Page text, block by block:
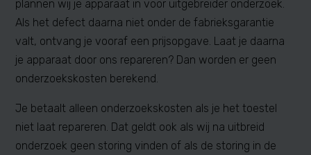
plannen wij je apparaat in voor uitgebreider onderzoek.
Als het defect daarna niet onder de fabrieksgarantie
valt, ontvang je vooraf een prijsopgave. Laat je daarna
je apparaat door ons repareren? Dan worden er geen
onderzoekskosten berekend.
Je betaalt alleen onderzoekskosten als je het toestel
niet laat repareren. Dat geldt ook als wij na uitbreid
onderzoek geen storing vinden of als de storing in de